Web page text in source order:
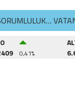
KURSLARI
6.
0,41%